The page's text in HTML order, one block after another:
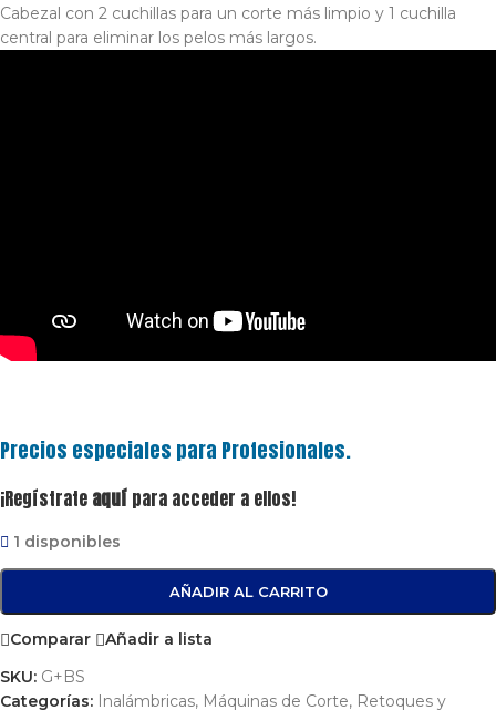
Cabezal con 2 cuchillas para un corte más limpio y 1 cuchilla
central para eliminar los pelos más largos.
Precios especiales para Profesionales.
¡Regístrate aquí para acceder a ellos!
1 disponibles
AÑADIR AL CARRITO
Comparar
Añadir a lista
SKU: G+BS
Categorías: Inalámbricas, Máquinas de Corte, Retoques y